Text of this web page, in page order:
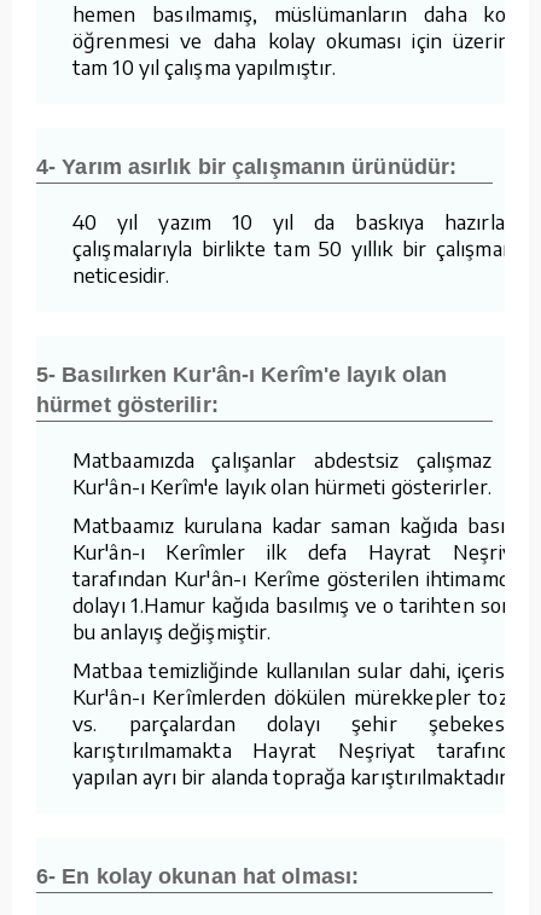
hemen basılmamış, müslümanların daha kolay
öğrenmesi ve daha kolay okuması için üzerinde
tam 10 yıl çalışma yapılmıştır.
4- Yarım asırlık bir çalışmanın ürünüdür:
40 yıl yazım 10 yıl da baskıya hazırlama
çalışmalarıyla birlikte tam 50 yıllık bir çalışmanın
neticesidir.
5- Basılırken Kur'ân-ı Kerîm'e layık olan
hürmet gösterilir:
Matbaamızda çalışanlar abdestsiz çalışmaz ve
Kur'ân-ı Kerîm'e layık olan hürmeti gösterirler.
Matbaamız kurulana kadar saman kağıda basılan
Kur'ân-ı Kerîmler ilk defa Hayrat Neşriyat
tarafından Kur'ân-ı Kerîme gösterilen ihtimamdan
dolayı 1.Hamur kağıda basılmış ve o tarihten sonra
bu anlayış değişmiştir.
Matbaa temizliğinde kullanılan sular dahi, içerisine
Kur'ân-ı Kerîmlerden dökülen mürekkepler tozlar
vs. parçalardan dolayı şehir şebekesine
karıştırılmamakta Hayrat Neşriyat tarafından
yapılan ayrı bir alanda toprağa karıştırılmaktadır.
6- En kolay okunan hat olması: